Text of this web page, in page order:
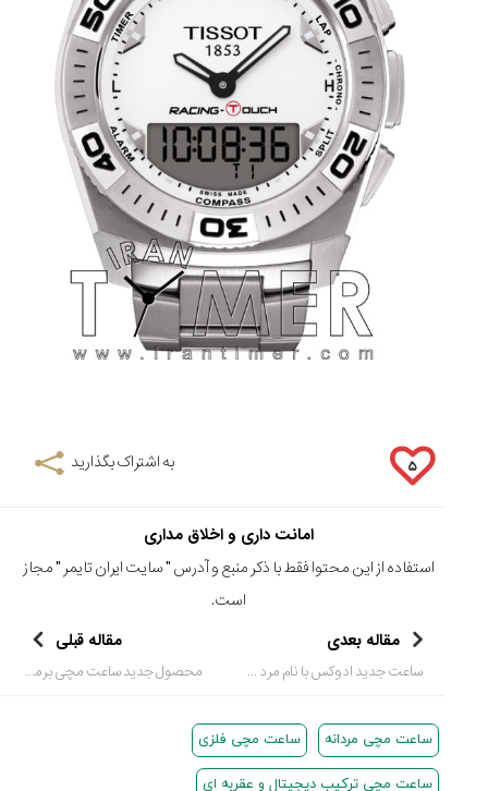
۵ به اشتراک بگذارید
امانت داری و اخلاق مداری
استفاده از این محتوا فقط با ذکر منبع و آدرس "سایت ایران تایمر " مجاز
است.
مقاله بعدی
ساعت جدید ادوکس با نام مرد یخی 2 به تعداد 203 عدد در سبتمبر سال 2012 تولید شد
مقاله قبلی
محصول جدید ساعت مچی برمونت (Bremont)
ساعت مچی مردانه ساعت مچی فلزی
ساعت مچی ترکیب دیجیتال و عقربه ای